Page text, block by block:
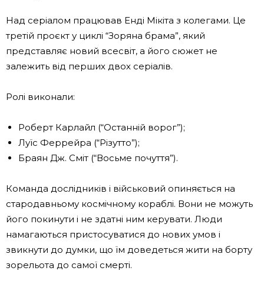
Над серіалом працював Енді Мікіта з колегами. Це
третій проєкт у циклі “Зоряна брама”, який
представляє новий всесвіт, а його сюжет не
залежить від перших двох серіалів.
Ролі виконали:
Роберт Карлайл (“Останній ворог”);
Луїс Феррейра (“Різутто”);
Браян Дж. Сміт (“Восьме почуття”).
Команда дослідників і військовий опиняється на
стародавньому космічному кораблі. Вони не можуть
його покинути і не здатні ним керувати. Люди
намагаються пристосуватися до нових умов і
звикнути до думки, що їм доведеться жити на борту
зорельота до самої смерті.